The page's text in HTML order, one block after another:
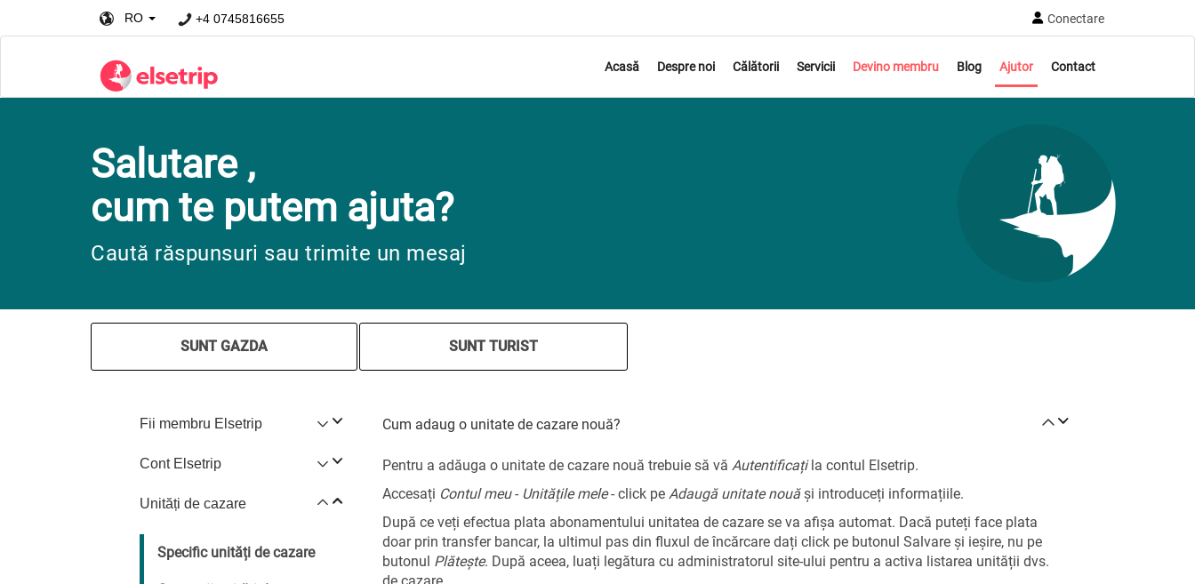
RO +4 0745816655 Conectare
Acasă Despre noi Călătorii Servicii Devino membru Blog Ajutor Contact
Salutare ,
cum te putem ajuta?
Caută răspunsuri sau trimite un mesaj
SUNT GAZDA SUNT TURIST
Fii membru Elsetrip
Cont Elsetrip
Unități de cazare
Specific unități de cazare
Cum adaug o unitate de cazare nouă?
Pentru a adăuga o unitate de cazare nouă trebuie să vă Autentificațila contul Elsetrip.
Accesați Contul meu- Unitățile mele- click pe Adaugă unitate nouăși introduceți informațiile.
După ce veți efectua plata abonamentului unitatea de cazare se va afișa automat. Dacă puteți face plata
doar prin transfer bancar, la ultimul pas din fluxul de încărcare dați click pe butonul Salvare și ieșire, nu pe
butonul Plătește. După aceea, luați legătura cu administratorul site-ului pentru a activa listarea unității dvs.